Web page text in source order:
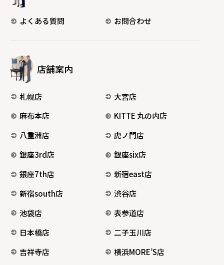
よくある質問 お問合わせ
店舗案内
札幌店
大宮店
麻布本店
KITTE 丸の内店
八重洲店
虎ノ門店
銀座3rd店
銀座six店
銀座7th店
新宿east店
新宿south店
渋谷店
池袋店
表参道店
日本橋店
二子玉川店
吉祥寺店
横浜MORE’S店